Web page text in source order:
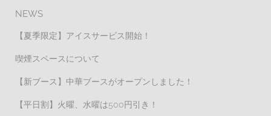
NEWS
【夏季限定】アイスサービス開始！
喫煙スペースについて
【新ブース】中華ブースがオープンしました！
【平日割】火曜、水曜は500円引き！